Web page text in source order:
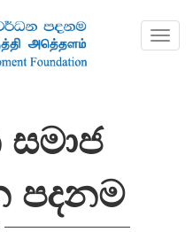
පදනම